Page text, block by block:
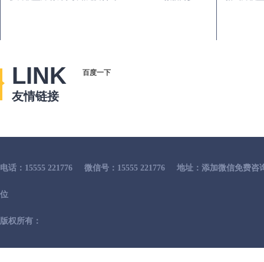
LINK
友情链接
百度一下
电话：15555 221776 微信号：15555 221776 地址：添加微信免费咨
位
版权所有：